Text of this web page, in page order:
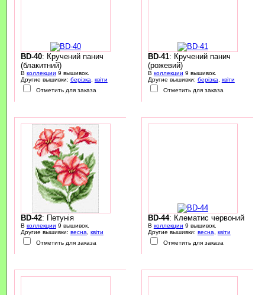
BD-40: Кручений панич
(блакитний)
В коллекции 9 вышивок.
Другие вышивки: берізка
квіти
Отметить для заказа
BD-41: Кручений панич
(рожевий)
В коллекции 9 вышивок.
Другие вышивки: берізка
квіти
Отметить для заказа
BD-42: Петунія
В коллекции 9 вышивок.
Другие вышивки: весна
квіти
Отметить для заказа
BD-44: Клематис червоний
В коллекции 9 вышивок.
Другие вышивки: весна
квіти
Отметить для заказа